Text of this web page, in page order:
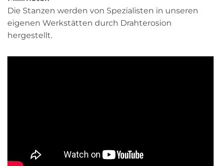
Die Stanzen werden von Spezialisten in unseren
eigenen Werkstätten durch Drahterosion
hergestellt.